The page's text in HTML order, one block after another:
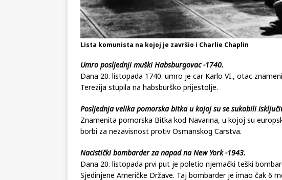
Umro posljednji muški Habsburgovac -1740.
Dana 20. listopada 1740. umro je car Karlo VI., otac
Posljednja velika pomorska bitka u kojoj su se sukobili
Znamenita pomorska Bitka kod Navarina, u kojoj su
Nacistički bombarder za napad na New York -1943.
Dana 20. listopada prvi put je poletio njemački teški